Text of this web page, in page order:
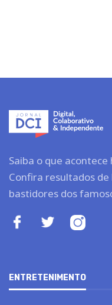
Saiba o que
Confira resultados
bastidores dos
ENTRETENIMENTO